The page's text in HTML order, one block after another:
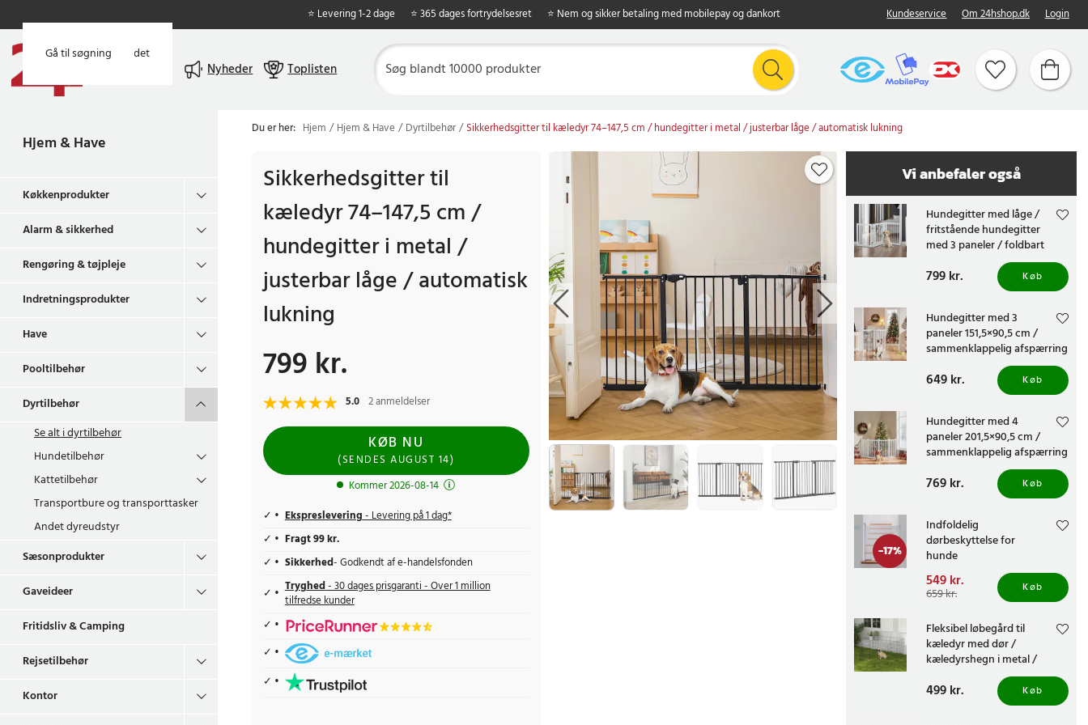
Gå til hovedindholdet
Gå til søgning
⭐ Levering 1-2 dage ⭐ 365 dages fortrydelsesret ⭐ Nem og sikker betaling med mobilepay og dankort Kundeservice Om 24hshop.dk Login
Nyheder Toplisten
Hjem & Have
Køkkenprodukter
Alarm & sikkerhed
Rengøring & tøjpleje
Indretningsprodukter
Have
Pooltilbehør
Dyrtilbehør
Se alt idyrtilbehør
Hundetilbehør
Kattetilbehør
Transportbure og transporttasker
Andet dyreudstyr
Sæsonprodukter
Gaveideer
Fritidsliv & Camping
Rejsetilbehør
Kontor
Du er her: Hjem Hjem & Have Dyrtilbehør Sikkerhedsgitter til kæledyr 74–147,5 cm / hundegitter i metal / justerbar låge / automatisk lukning
Sikkerhedsgitter til
kæledyr 74–147,5 cm /
hundegitter i metal /
justerbar låge / automatisk
lukning
Pris:799 kr.
799 kr.
5.0 2 anmeldelser
KØB NU
(SENDESAUGUST 14)
Kommer 2026-08-14
Ekspreslevering- Levering på 1 dag*
Fragt 99 kr.
Sikkerhed- Godkendt af e-handelsfonden
Tryghed- 30 dages prisgaranti - Over 1 million
tilfredse kunder
Vi anbefaler også
Hundegitter med låge /
fritstående hundegitter
med 3 paneler / foldbart
gitter til hund i hjemmet
Pris:799 kr.
799 kr. Køb
Hundegitter med 3
paneler 151,5×90,5 cm /
sammenklappelig afspærring
til hunde og kæledyr – Hvid
Pris: 649 kr.
649 kr. Køb
Hundegitter med 4
paneler 201,5×90,5 cm /
sammenklappelig afspærring
til hunde og kæledyr – Hvid
Pris:769 kr.
769 kr. Køb
-17%
Indfoldelig
dørbeskyttelse for
hunde
Nuværende pris:
549 kr. Tidligere pris:659 kr.
549 kr.
659 kr. Køb
Fleksibel løbegård til
kæledyr med dør /
kæledyrshegn i metal /
indhegning til smådyr
Pris:499 kr.
499 kr. Køb